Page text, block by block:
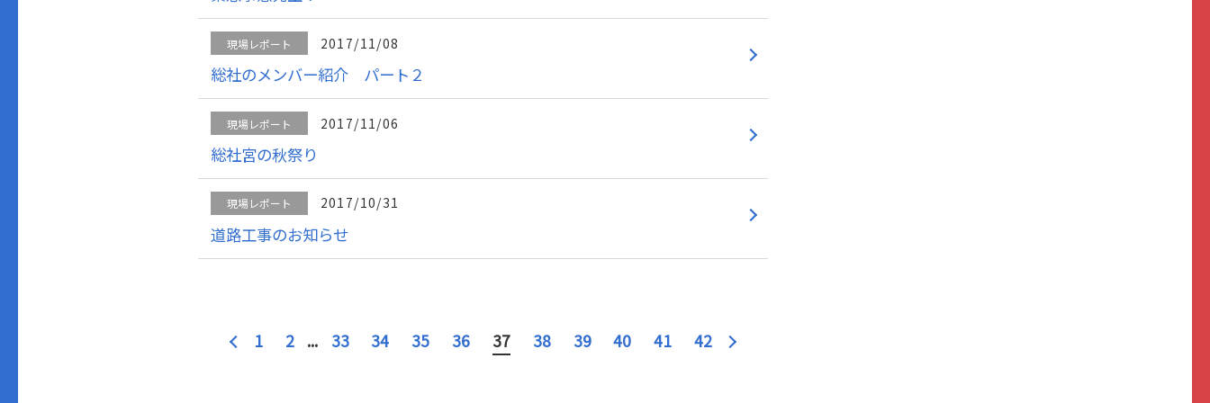
現場レポート 2017/11/08
総社のメンバー紹介 パート２
現場レポート 2017/11/06
総社宮の秋祭り
現場レポート 2017/10/31
道路工事のお知らせ
1 2 ... 33 34 35 36 37 38 39 40 41 42